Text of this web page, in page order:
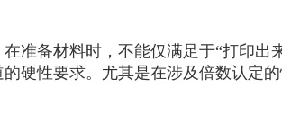
备材料时，不能仅满足于“打印出
硬性要求。尤其是在涉及倍数认定